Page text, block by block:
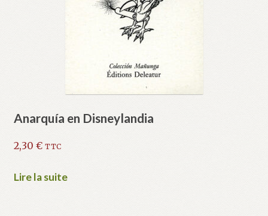
Anarquía en Disneylandia
2,30 € TTC
Lire la suite